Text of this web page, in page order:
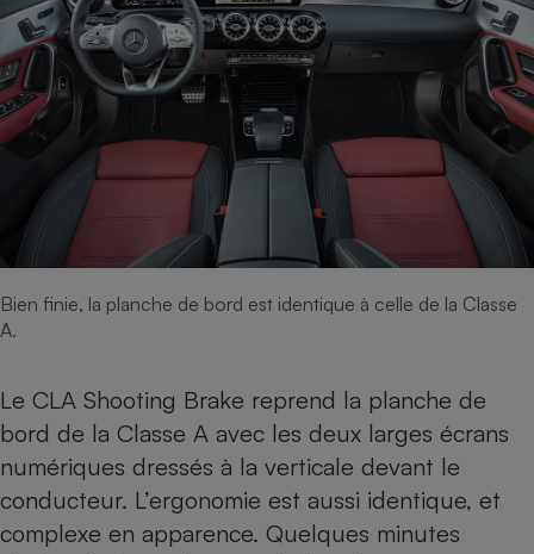
Bien finie, la planche de bord est identique à celle de la Classe
A.
Le CLA Shooting Brake reprend la planche de
bord de la Classe A avec les deux larges écrans
numériques dressés à la verticale devant le
conducteur. L’ergonomie est aussi identique, et
complexe en apparence. Quelques minutes
Climatiseur -
Ventilateur
Cafetière à expressos
Climatiseur -
Ventilateur